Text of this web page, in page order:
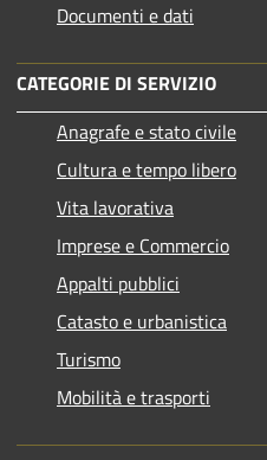
Documenti e dati
CATEGORIE DI SERVIZIO
Anagrafe e stato civile
Cultura e tempo libero
Vita lavorativa
Imprese e Commercio
Appalti pubblici
Catasto e urbanistica
Turismo
Mobilità e trasporti